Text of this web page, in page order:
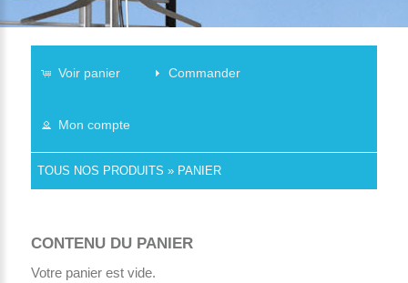
Voir panier Commander
Mon compte
TOUS NOS PRODUITS » PANIER
CONTENU DU PANIER
Votre panier est vide.